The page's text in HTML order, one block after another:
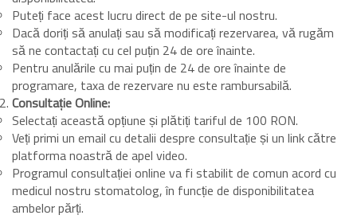
Puteți face acest lucru direct de pe site-ul nostru.
Dacă doriți să anulați sau să modificați rezervarea, vă rugăm
să ne contactați cu cel puțin 24 de ore înainte.
Pentru anulările cu mai puțin de 24 de ore înainte de
programare, taxa de rezervare nu este rambursabilă.
Consultație Online:
Selectați această opțiune și plătiți tariful de 100 RON.
Veți primi un email cu detalii despre consultație și un link către
platforma noastră de apel video.
Programul consultației online va fi stabilit de comun acord cu
medicul nostru stomatolog, în funcție de disponibilitatea
ambelor părți.